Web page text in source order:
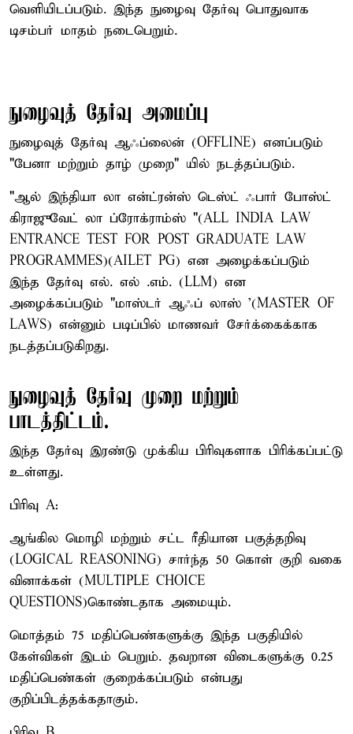
வெளியிடப்படும். இந்த நுழைவு தேர்வு பொதுவாக
டிசம்பர் மாதம் நடைபெறும்.
நுழைவுத் தேர்வு அமைப்பு
நுழைவுத் தேர்வு ஆஃப்லைன் (OFFLINE) எனப்படும்
"பேனா மற்றும் தாழ் முறை" யில் நடத்தப்படும்.
"ஆல் இந்தியா லா என்ட்ரன்ஸ் டெஸ்ட் ஃபார் போஸ்ட்
கிராஜுவேட் லா ப்ரோக்ராம்ஸ் "(ALL INDIA LAW
ENTRANCE TEST FOR POST GRADUATE LAW
PROGRAMMES)(AILET PG) என அழைக்கப்படும்
இந்த தேர்வு எல். எல் .எம். (LLM) என
அழைக்கப்படும் "மாஸ்டர் ஆஃப் லாஸ் '(MASTER OF
LAWS) என்னும் படிப்பில் மாணவர் சேர்க்கைக்காக
நடத்தப்படுகிறது.
நுழைவுத் தேர்வு முறை மற்றும்
பாடத்திட்டம்.
இந்த தேர்வு இரண்டு முக்கிய பிரிவுகளாக பிரிக்கப்பட்டு
உள்ளது.
பிரிவு A:
ஆங்கில மொழி மற்றும் சட்ட ரீதியான பகுத்தறிவு
(LOGICAL REASONING) சார்ந்த 50 கொள் குறி வகை
வினாக்கள் (MULTIPLE CHOICE
QUESTIONS)கொண்டதாக அமையும்.
மொத்தம் 75 மதிப்பெண்களுக்கு இந்த பகுதியில்
கேள்விகள் இடம் பெறும். தவறான விடைகளுக்கு 0.25
மதிப்பெண்கள் குறைக்கப்படும் என்பது
குறிப்பிடத்தக்கதாகும்.